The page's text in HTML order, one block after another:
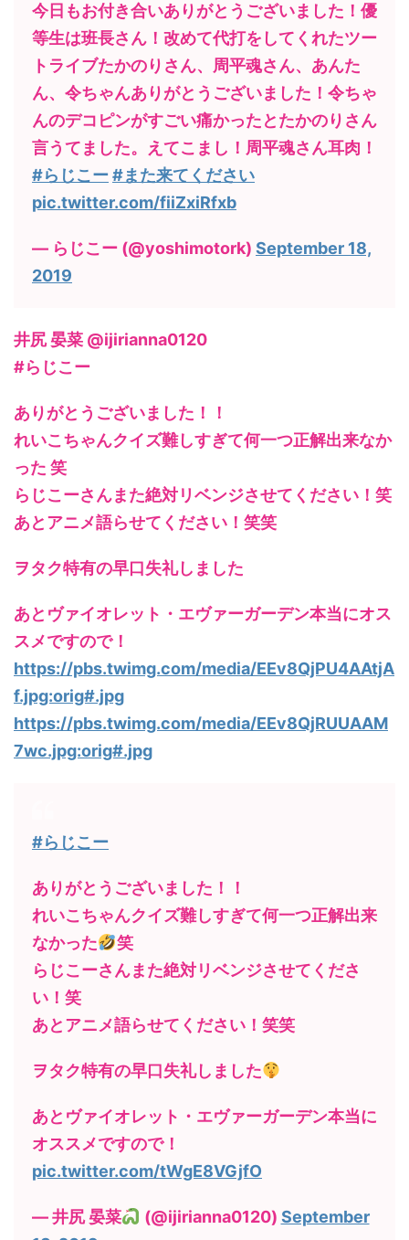
今日もお付き合いありがとうございました！優
等生は班長さん！改めて代打をしてくれたツー
トライブたかのりさん、周平魂さん、あんた
ん、令ちゃんありがとうございました！令ちゃ
んのデコピンがすごい痛かったとたかのりさん
言うてました。えてこまし！周平魂さん耳肉！
#らじこー#また来てください
pic.twitter.com/fiiZxiRfxb
— らじこー (@yoshimotork) September 18,
2019
井尻 晏菜 @ijirianna0120
#らじこー
ありがとうございました！！
れいこちゃんクイズ難しすぎて何一つ正解出来なか
った 笑
らじこーさんまた絶対リベンジさせてください！笑
あとアニメ語らせてください！笑笑
ヲタク特有の早口失礼しました
あとヴァイオレット・エヴァーガーデン本当にオス
スメですので！
https://pbs.twimg.com/media/EEv8QjPU4AAtjA
f.jpg:orig#.jpg
https://pbs.twimg.com/media/EEv8QjRUUAAM
7wc.jpg:orig#.jpg
#らじこー
ありがとうございました！！
れいこちゃんクイズ難しすぎて何一つ正解出来
なかった
笑
らじこーさんまた絶対リベンジさせてくださ
い！笑
あとアニメ語らせてください！笑笑
ヲタク特有の早口失礼しました
あとヴァイオレット・エヴァーガーデン本当に
オススメですので！
pic.twitter.com/tWgE8VGjfO
— 井尻 晏菜 (@ijirianna0120) September